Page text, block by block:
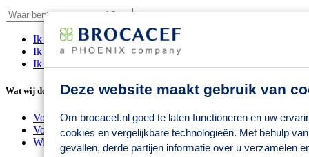
Deze website maakt gebruik van
Om brocacef.nl goed te laten functioneren en uw
cookies en vergelijkbare technologieën. Met behulp
gevallen, derde partijen informatie over u verzamelen
Ik heb een vraag
Ik heb een probleem
Ik zoek een baan
Wat wij doen
Voor consumenten
Voor zorgprofessionals
Wij zorgen voor